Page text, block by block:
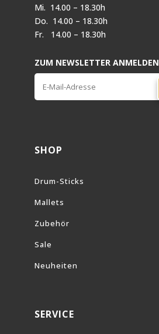
Mi. 14.00 – 18.30h
Do. 14.00 – 18.30h
Fr. 14.00 – 18.30h
ZUM NEWSLETTER ANMELDEN
SHOP
Drum-Sticks
Mallets
Zubehör
Sale
Neuheiten
SERVICE